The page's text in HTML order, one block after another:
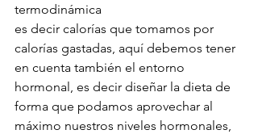
termodinámica
es decir calorías que tomamos por
calorías gastadas, aquí debemos tener
en cuenta también el entorno
hormonal, es decir diseñar la dieta de
forma que podamos aprovechar al
máximo nuestros niveles hormonales,